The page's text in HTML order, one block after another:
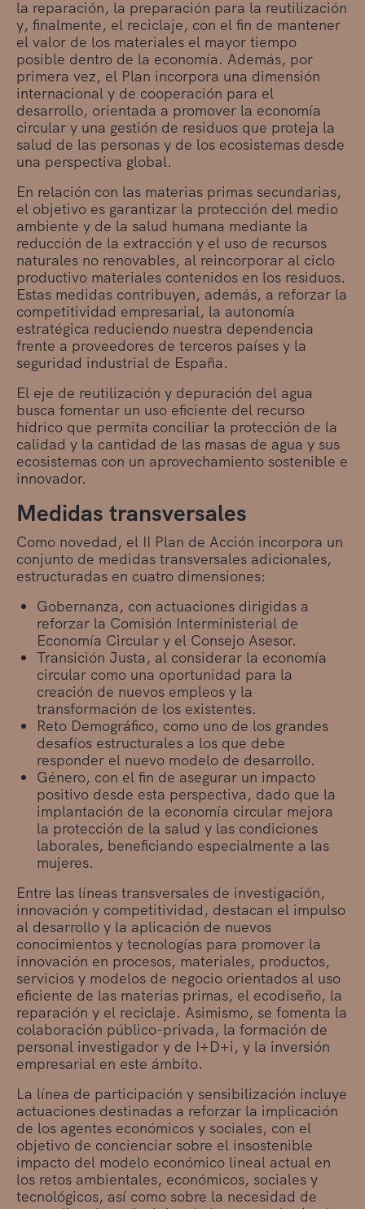
la reparación, la preparación para la reutilización
y, finalmente, el reciclaje, con el fin de mantener
el valor de los materiales el mayor tiempo
posible dentro de la economía. Además, por
primera vez, el Plan incorpora una dimensión
internacional y de cooperación para el
desarrollo, orientada a promover la economía
circular y una gestión de residuos que proteja la
salud de las personas y de los ecosistemas desde
una perspectiva global.
En relación con las materias primas secundarias,
el objetivo es garantizar la protección del medio
ambiente y de la salud humana mediante la
reducción de la extracción y el uso de recursos
naturales no renovables, al reincorporar al ciclo
productivo materiales contenidos en los residuos.
Estas medidas contribuyen, además, a reforzar la
competitividad empresarial, la autonomía
estratégica reduciendo nuestra dependencia
frente a proveedores de terceros países y la
seguridad industrial de España.
El eje de reutilización y depuración del agua
busca fomentar un uso eficiente del recurso
hídrico que permita conciliar la protección de la
calidad y la cantidad de las masas de agua y sus
ecosistemas con un aprovechamiento sostenible e
innovador.
Medidas transversales
Como novedad, el II Plan de Acción incorpora un
conjunto de medidas transversales adicionales,
estructuradas en cuatro dimensiones:
Gobernanza, con actuaciones dirigidas a
reforzar la Comisión Interministerial de
Economía Circular y el Consejo Asesor.
Transición Justa, al considerar la economía
circular como una oportunidad para la
creación de nuevos empleos y la
transformación de los existentes.
Reto Demográfico, como uno de los grandes
desafíos estructurales a los que debe
responder el nuevo modelo de desarrollo.
Género, con el fin de asegurar un impacto
positivo desde esta perspectiva, dado que la
implantación de la economía circular mejora
la protección de la salud y las condiciones
laborales, beneficiando especialmente a las
mujeres.
Entre las líneas transversales de investigación,
innovación y competitividad, destacan el impulso
al desarrollo y la aplicación de nuevos
conocimientos y tecnologías para promover la
innovación en procesos, materiales, productos,
servicios y modelos de negocio orientados al uso
eficiente de las materias primas, el ecodiseño, la
reparación y el reciclaje. Asimismo, se fomenta la
colaboración público-privada, la formación de
personal investigador y de I+D+i, y la inversión
empresarial en este ámbito.
La línea de participación y sensibilización incluye
actuaciones destinadas a reforzar la implicación
de los agentes económicos y sociales, con el
objetivo de concienciar sobre el insostenible
impacto del modelo económico lineal actual en
los retos ambientales, económicos, sociales y
tecnológicos, así como sobre la necesidad de